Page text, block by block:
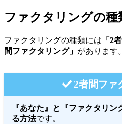
ファクタリングの種
ファクタリングの種類には 「2
間ファクタリング」 があります。
2者間ファ
『あなた』と『ファクタリ
る方法です。